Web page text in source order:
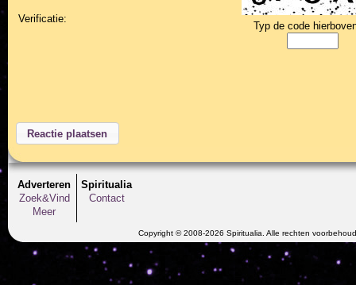
Verificatie:
Typ de code
Adverteren
Zoek&Vind
Meer
Spiritualia
Contact
Copyright © 2008-2026 Spiritualia. Alle rechten